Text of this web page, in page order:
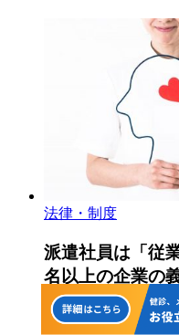
法律・制度
派遣社員は「従
名以上の企業の
2026.04.20 更新